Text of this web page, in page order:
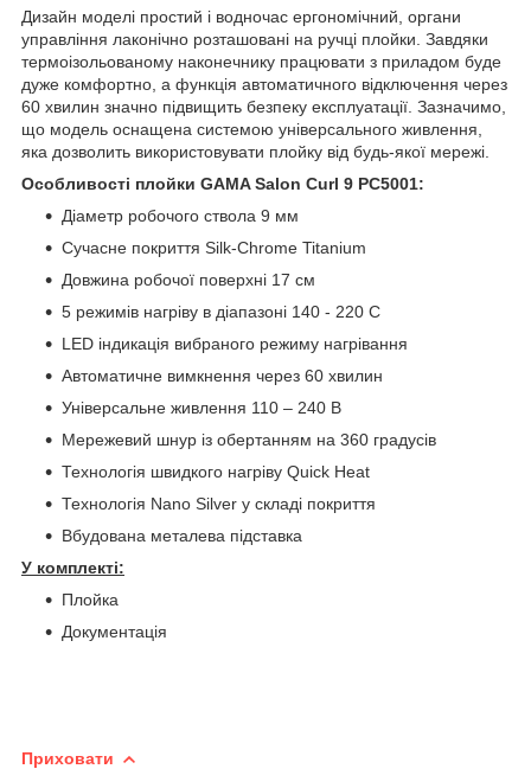
Дизайн моделі простий і водночас ергономічний, органи
управління лаконічно розташовані на ручці плойки. Завдяки
термоізольованому наконечнику працювати з приладом буде
дуже комфортно, а функція автоматичного відключення через
60 хвилин значно підвищить безпеку експлуатації. Зазначимо,
що модель оснащена системою універсального живлення,
яка дозволить використовувати плойку від будь-якої мережі.
Особливості плойки GAMA Salon Curl 9 PC5001:
Діаметр робочого ствола 9 мм
Сучасне покриття Silk-Chrome Titanium
Довжина робочої поверхні 17 см
5 режимів нагріву в діапазоні 140 - 220 C
LED індикація вибраного режиму нагрівання
Автоматичне вимкнення через 60 хвилин
Універсальне живлення 110 – 240 В
Мережевий шнур із обертанням на 360 градусів
Технологія швидкого нагріву Quick Heat
Технологія Nano Silver у складі покриття
Вбудована металева підставка
У комплекті:
Плойка
Документація
Приховати